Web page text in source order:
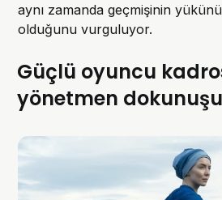
aynı zamanda geçmişinin
olduğunu vurguluyor.
Güçlü oyuncu
yönetmen dokunuşu